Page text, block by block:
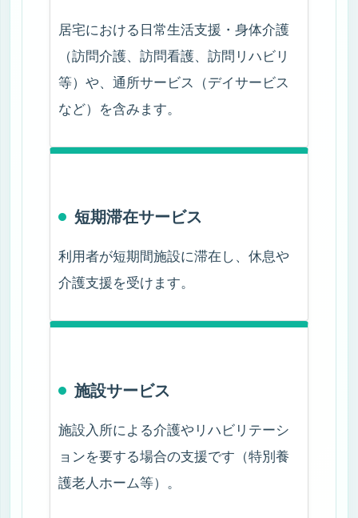
法人概要
居宅における日常生活支援・身体介護
（訪問介護、訪問看護、訪問リハビリ
等）や、通所サービス（デイサービス
など）を含みます。
短期滞在サービス
利用者が短期間施設に滞在し、休息や
介護支援を受けます。
施設サービス
施設入所による介護やリハビリテーシ
ョンを要する場合の支援です（特別養
護老人ホーム等）。